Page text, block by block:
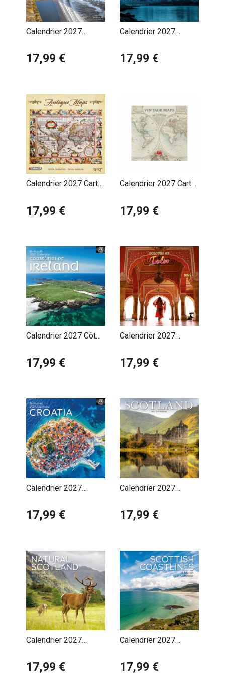
Calendrier 2027
17,99 €
Calendrier 2027
Polaires
17,99 €
Calendrier 2027 Carte
17,99 €
Calendrier 2027 Carte
17,99 €
Calendrier 2027 Côte
17,99 €
Calendrier 2027
17,99 €
Calendrier 2027
17,99 €
Calendrier 2027
17,99 €
Calendrier 2027
Campagne
17,99 €
Calendrier 2027
17,99 €